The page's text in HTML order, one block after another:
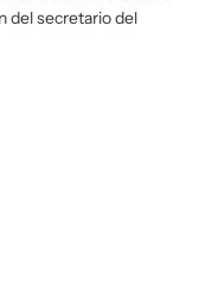
del secretario del